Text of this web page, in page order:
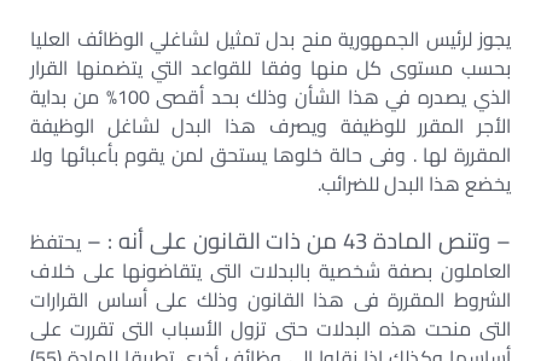
يجوز لرئيس الجمهورية منح بدل تمثيل لشاغلي الوظائف العليا
بحسب مستوى كل منها وفقا للقواعد التي يتضمنها القرار
الذي يصدره في هذا الشأن وذلك بحد أقصى 100% من بداية
الأجر المقرر للوظيفة ويصرف هذا البدل لشاغل الوظيفة
المقررة لها . وفى حالة خلوها يستحق لمن يقوم بأعبائها ولا
يخضع هذا البدل للضرائب.
– وتنص المادة 43 من ذات القانون على أنه : –
يحتفظ
العاملون بصفة شخصية بالبدلات التى يتقاضونها على خلاف
الشروط المقررة فى هذا القانون وذلك على أساس القرارات
التى منحت هذه البدلات حتى تزول الأسباب التى تقررت على